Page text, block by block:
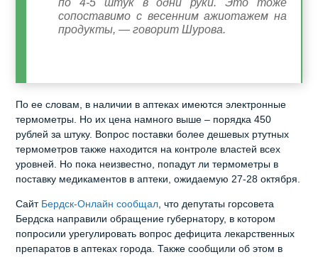
по 4-5 штук в одни руки. Это тоже
сопоставимо с весенним ажиотажем на
продукты, — говорит Шурова.
По ее словам, в наличии в аптеках имеются электронные
термометры. Но их цена намного выше – порядка 450
рублей за штуку. Вопрос поставки более дешевых ртутных
термометров также находится на контроле властей всех
уровней. Но пока неизвестно, попадут ли термометры в
поставку медикаментов в аптеки, ожидаемую 27-28 октября.
Сайт Бердск-Онлайн сообщал, что депутаты горсовета
Бердска направили обращение губернатору, в котором
попросили урегулировать вопрос дефицита лекарственных
препаратов в аптеках города. Также сообщили об этом в